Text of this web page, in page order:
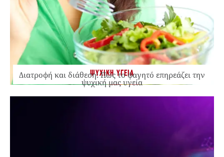
ΨΥΧΙΚΗ ΥΓΕΙΑ
Διατροφή και διάθεση: Πώς το φαγητό επηρεάζει την
ψυχική μας υγεία